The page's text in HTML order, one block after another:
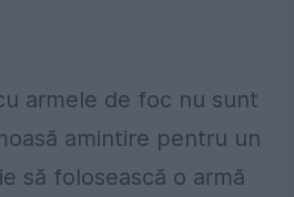
armele de foc nu sunt
amintire pentru un
să folosească o armă